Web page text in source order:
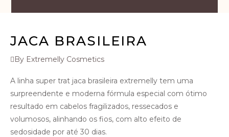
JACA BRASILEIRA
By Extremelly Cosmetics
A linha super trat jaca brasileira extremelly tem uma
surpreendente e moderna fórmula especial com ótimo
resultado em cabelos fragilizados, ressecados e
volumosos, alinhando os fios, com alto efeito de
sedosidade por até 30 dias.